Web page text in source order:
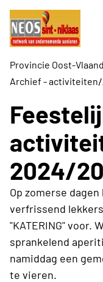
Provincie Oost-
Archief - activiteiten/
2024/
Op zomerse
verfrissend
"KATERING" voor.
sprankelend
namiddag een
te vieren.